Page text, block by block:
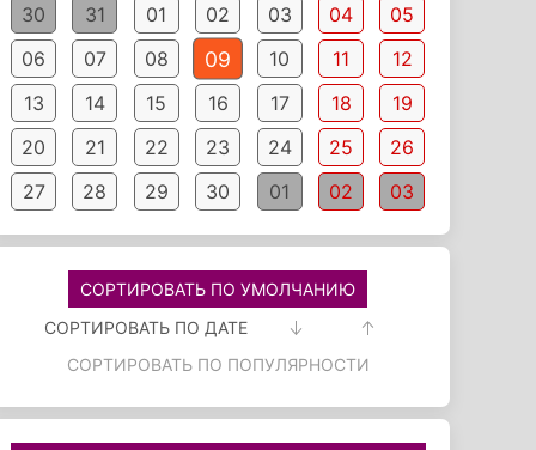
30
31 01 02 03 04
05
06
07 08 09 10 11
12
13
14 15 16 17 18
19
20
21 22 23 24 25
26
27
28 29 30 01 02 03
СОРТИРОВАТЬ ПО УМОЛЧАНИЮ
СОРТИРОВАТЬ ПО ДАТЕ
СОРТИРОВАТЬ ПО ПОПУЛЯРНОСТИ